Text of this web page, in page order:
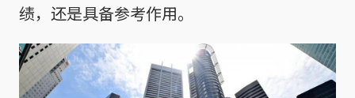
绩，还是具备参考作用。